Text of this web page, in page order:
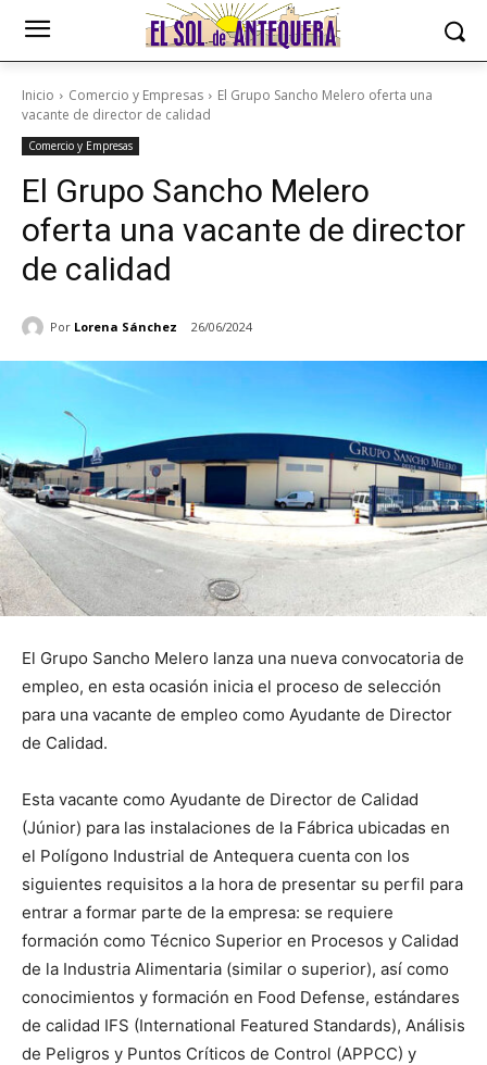
Inicio Comercio y Empresas
El Grupo Sancho Melero oferta una
vacante de director de calidad
Comercio y Empresas
El Grupo Sancho Melero
oferta una vacante de director
de calidad
Por Lorena Sánchez 26/06/2024
El Grupo Sancho Melero lanza una nueva convocatoria de
empleo, en esta ocasión inicia el proceso de selección
para una vacante de empleo como Ayudante de Director
de Calidad.
Esta vacante como Ayudante de Director de Calidad
(Júnior) para las instalaciones de la Fábrica ubicadas en
el Polígono Industrial de Antequera cuenta con los
siguientes requisitos a la hora de presentar su perfil para
entrar a formar parte de la empresa: se requiere
formación como Técnico Superior en Procesos y Calidad
de la Industria Alimentaria (similar o superior), así como
conocimientos y formación en Food Defense, estándares
de calidad IFS (International Featured Standards), Análisis
de Peligros y Puntos Críticos de Control (APPCC) y